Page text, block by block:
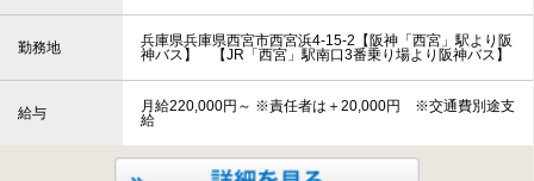
勤務地
兵庫県兵庫県西宮市西宮浜4-15-2【阪神「西宮」駅より阪
神バス】 【JR「西宮」駅南口3番乗り場より阪神バス】
給与
月給220,000円～ ※責任者は＋20,000円 ※交通費別途支
給